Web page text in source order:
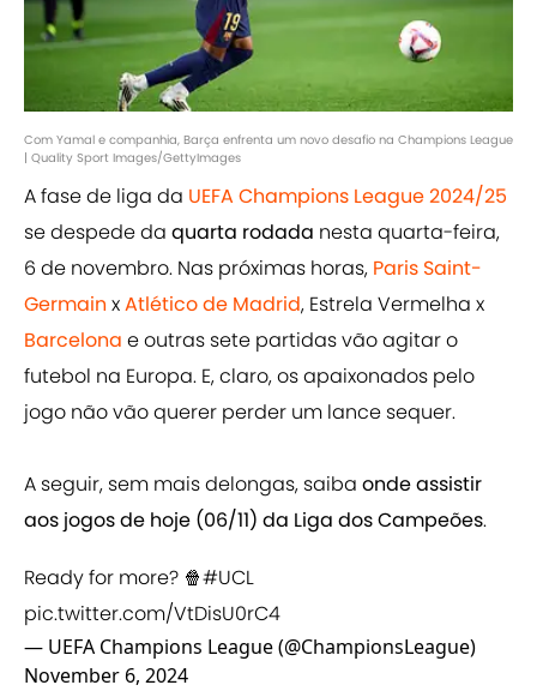
Com Yamal e companhia, Barça enfrenta um novo desafio na Champions League
| Quality Sport Images/GettyImages
A fase de liga da UEFA Champions League 2024/25
se despede da quarta rodada nesta quarta-feira,
6 de novembro. Nas próximas horas, Paris Saint-
Germain xAtlético de Madrid, Estrela Vermelha x
Barcelona e outras sete partidas vão agitar o
futebol na Europa. E, claro, os apaixonados pelo
jogo não vão querer perder um lance sequer.
A seguir, sem mais delongas, saiba onde assistir
aos jogos de hoje (06/11) da Liga dos Campeões.
Ready for more? 🍿#UCL
pic.twitter.com/VtDisU0rC4
— UEFA Champions League (@ChampionsLeague)
November 6, 2024